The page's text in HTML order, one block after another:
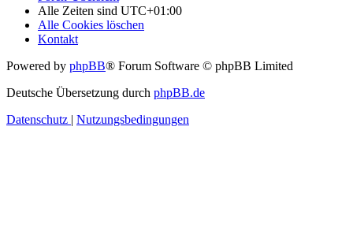
Alle Zeiten sind UTC+01:00
Alle Cookies löschen
Kontakt
Powered by phpBB® Forum Software © phpBB Limited
Deutsche Übersetzung durch phpBB.de
Datenschutz | Nutzungsbedingungen